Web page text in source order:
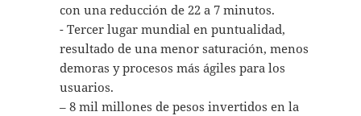
con una reducción de 22 a 7 minutos.
⁠- Tercer lugar mundial en puntualidad,
resultado de una menor saturación, menos
demoras y procesos más ágiles para los
usuarios.
– 8 mil millones de pesos invertidos en la